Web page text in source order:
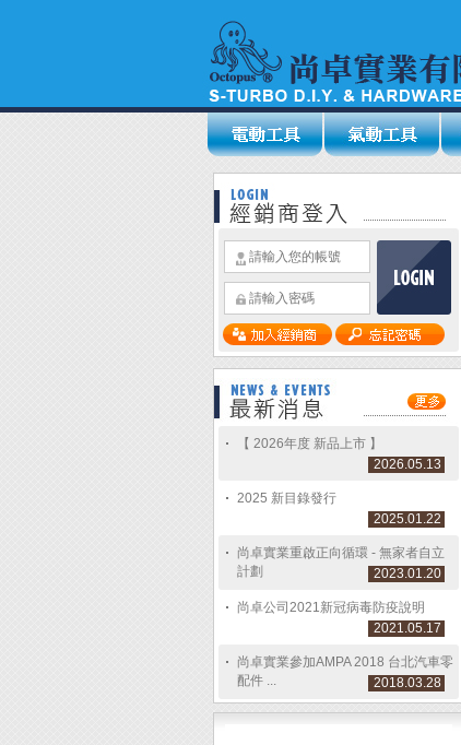
【 2026年度 新品上市 】
2026.05.13
2025 新目錄發行
2025.01.22
尚卓實業重啟正向循環 - 無家者自立
計劃
2023.01.20
尚卓公司2021新冠病毒防疫說明
2021.05.17
尚卓實業參加AMPA 2018 台北汽車零
配件 ...
2018.03.28